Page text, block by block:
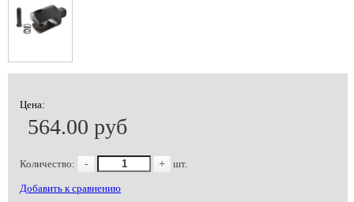
Цена:
564.00 руб
Количество: - + шт.
Добавить к сравнению